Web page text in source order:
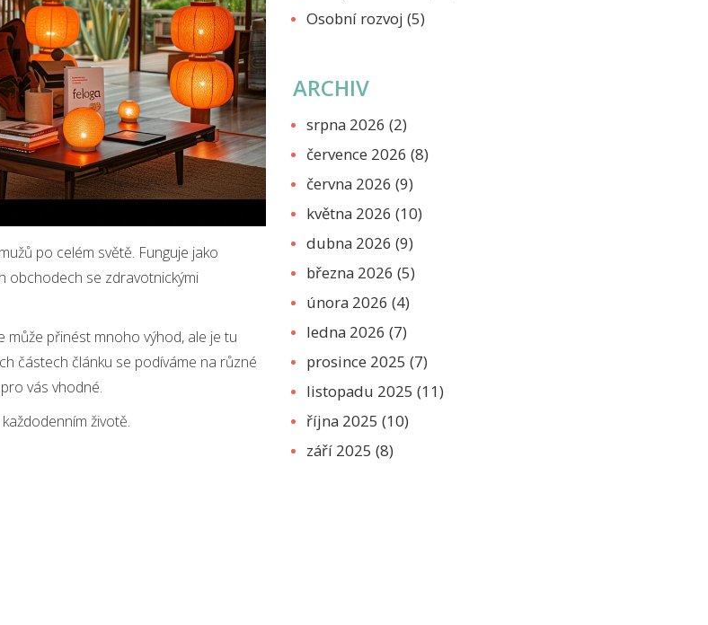
po celém světě. Funguje jako
obchodech se zdravotnickými
může přinést mnoho výhod, ale je tu
částech článku se podíváme na různé
vás vhodné.
životě.
Osobní rozvoj (5)
ARCHIV
srpna 2026 (2)
července 2026 (8)
června 2026 (9)
května 2026 (10)
dubna 2026 (9)
března 2026 (5)
února 2026 (4)
ledna 2026 (7)
prosince 2025 (7)
listopadu 2025 (11)
října 2025 (10)
září 2025 (8)